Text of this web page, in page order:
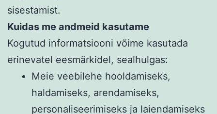
sisestamist.
Kuidas me andmeid kasutame
Kogutud informatsiooni võime kasutada
erinevatel eesmärkidel, sealhulgas:
Meie veebilehe hooldamiseks,
haldamiseks, arendamiseks,
personaliseerimiseks ja laiendamiseks